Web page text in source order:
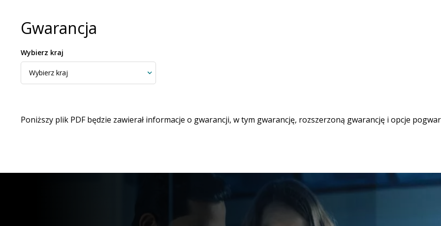
Gwarancja
Wybierz kraj
Poniższy plik PDF będzie zawierał informacje o gwarancji, w tym gwarancję, rozszerzoną gwarancję i opcje